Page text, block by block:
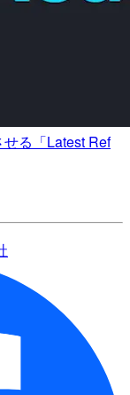
る「Latest Ref